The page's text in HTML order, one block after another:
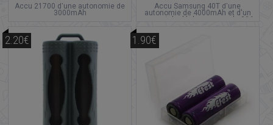
Accu 21700 d'une autonomie de
3000mAh
Accu Samsung 40T d'une
autonomie de 4000mAh et d'un
courant de décharge max de 30A
2.20€ 1.90€